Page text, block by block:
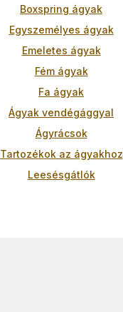
í
t
á
s
e
l
e
e
i
Boxspring ágyak
Egyszemélyes ágyak
Emeletes ágyak
Fém ágyak
Fa ágyak
Ágyak vendégággyal
Ágyrácsok
Tartozékok az ágyakhoz
Leesésgátlók